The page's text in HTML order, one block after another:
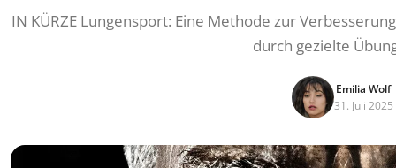
IN KÜRZE Lungensport: Eine Methode zur
durch gezielte
Emilia Wolf
31. Juli 2025